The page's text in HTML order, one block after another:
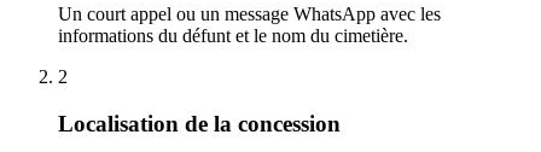
Un court appel ou un message WhatsApp avec les
informations du défunt et le nom du cimetière.
2
Localisation de la concession